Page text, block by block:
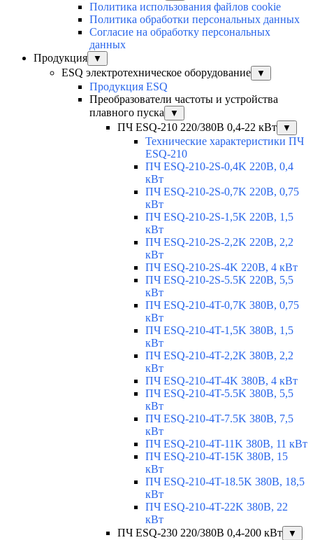
Политика использования файлов cookie
Политика обработки персональных данных
Согласие на обработку персональных
данных
Продукция
▼
ESQ электротехническое оборудование ▼
Продукция ESQ
Преобразователи частоты и устройства
плавного пуска
▼
ПЧ ESQ-210 220/380В 0,4-22 кВт ▼
Технические характеристики ПЧ
ESQ-210
ПЧ ESQ-210-2S-0,4K 220В, 0,4
кВт
ПЧ ESQ-210-2S-0,7K 220В, 0,75
кВт
ПЧ ESQ-210-2S-1,5K 220В, 1,5
кВт
ПЧ ESQ-210-2S-2,2K 220В, 2,2
кВт
ПЧ ESQ-210-2S-4K 220В, 4 кВт
ПЧ ESQ-210-2S-5.5K 220В, 5,5
кВт
ПЧ ESQ-210-4T-0,7K 380В, 0,75
кВт
ПЧ ESQ-210-4T-1,5K 380В, 1,5
кВт
ПЧ ESQ-210-4T-2,2K 380В, 2,2
кВт
ПЧ ESQ-210-4T-4K 380В, 4 кВт
ПЧ ESQ-210-4T-5.5K 380В, 5,5
кВт
ПЧ ESQ-210-4T-7.5K 380В, 7,5
кВт
ПЧ ESQ-210-4T-11K 380В, 11 кВт
ПЧ ESQ-210-4T-15K 380В, 15
кВт
ПЧ ESQ-210-4T-18.5K 380В, 18,5
кВт
ПЧ ESQ-210-4T-22K 380В, 22
кВт
ПЧ ESQ-230 220/380В 0,4-200 кВт
▼